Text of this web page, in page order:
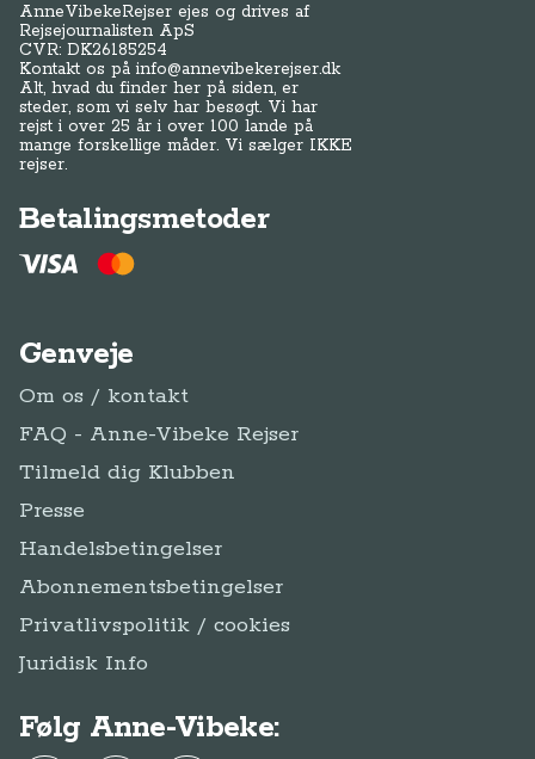
AnneVibekeRejser ejes og drives af
Rejsejournalisten ApS
CVR: DK26185254
Kontakt os påinfo@annevibekerejser.dk
Alt, hvad du finder her på siden, er
steder, som vi selv har besøgt. Vi har
rejst i over 25 år i over 100 lande på
mange forskellige måder. Vi sælger IKKE
rejser.
Betalingsmetoder
Genveje
Om os / kontakt
FAQ - Anne-Vibeke Rejser
Tilmeld dig Klubben
Presse
Handelsbetingelser
Abonnementsbetingelser
Privatlivspolitik / cookies
Juridisk Info
Følg Anne-Vibeke: